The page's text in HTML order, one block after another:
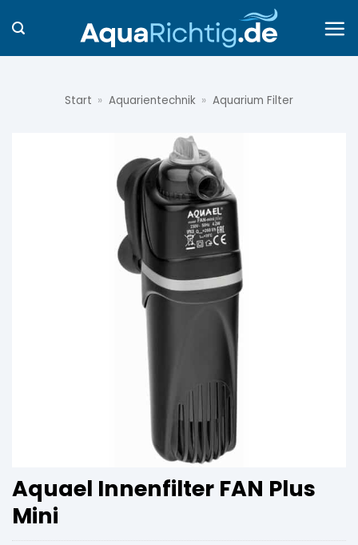
Inhalt
springen
Start » Aquarientechnik » Aquarium Filter
Aquael Innenfilter FAN Plus
Mini